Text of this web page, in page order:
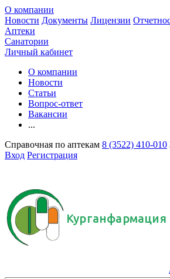
О компании
Новости Документы Лицензии
Аптеки
Санатории
Личный кабинет
О компании
Новости
Статьи
Вопрос-ответ
Вакансии
...
Справочная по аптекам 8 (3522) 410-010
Вход Регистрация
Курганфармация